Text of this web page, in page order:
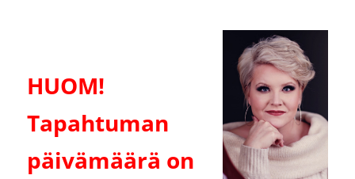
HUOM!
Tapahtuman
päivämäärä on